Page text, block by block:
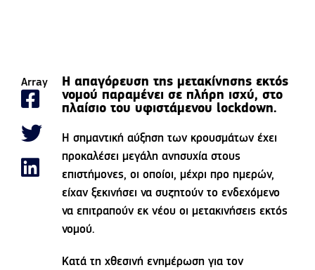
Array
Η απαγόρευση της μετακίνησης εκτός
νομού παραμένει σε πλήρη ισχύ, στο
πλαίσιο του υφιστάμενου lockdown.
Η σημαντική αύξηση των κρουσμάτων έχει
προκαλέσει μεγάλη ανησυχία στους
επιστήμονες, οι οποίοι, μέχρι προ ημερών,
είχαν ξεκινήσει να συζητούν το ενδεχόμενο
να επιτραπούν εκ νέου οι μετακινήσεις εκτός
νομού.
Κατά τη χθεσινή ενημέρωση για τον